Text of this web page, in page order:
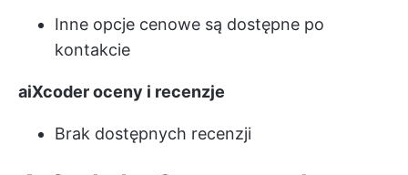
Inne opcje cenowe są dostępne po
kontakcie
aiXcoder oceny i recenzje
Brak dostępnych recenzji